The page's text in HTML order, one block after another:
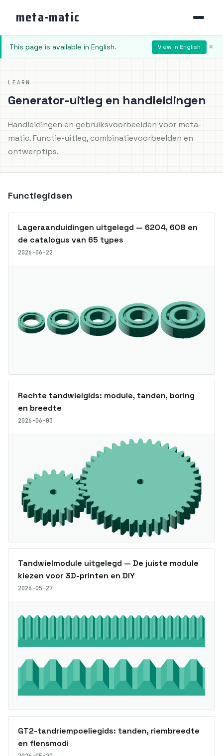
meta-matic
This page is available in English. View in English ×
LEARN
Generator-uitleg en handleidingen
Handleidingen en gebruiksvoorbeelden voor meta-
matic. Functie-uitleg, combinatievoorbeelden en
ontwerptips.
Functiegidsen
Lageraanduidingen uitgelegd — 6204, 608 en
de catalogus van 65 types
2026-06-22
Rechte tandwielgids: module, tanden, boring
en breedte
2026-06-03
Tandwielmodule uitgelegd — De juiste module
kiezen voor 3D-printen en DIY
2026-05-27
GT2-tandriempoeliegids: tanden, riembreedte
en flensmodi